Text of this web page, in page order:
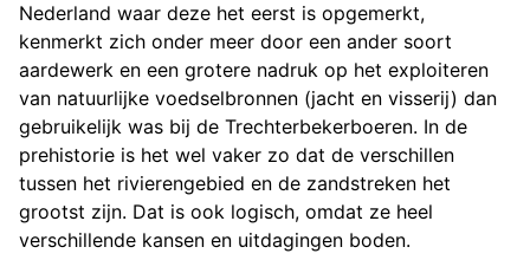
Nederland waar deze het eerst is opgemerkt,
kenmerkt zich onder meer door een ander soort
aardewerk en een grotere nadruk op het exploiteren
van natuurlijke voedselbronnen (jacht en visserij) dan
gebruikelijk was bij de Trechterbekerboeren. In de
prehistorie is het wel vaker zo dat de verschillen
tussen het rivierengebied en de zandstreken het
grootst zijn. Dat is ook logisch, omdat ze heel
verschillende kansen en uitdagingen boden.